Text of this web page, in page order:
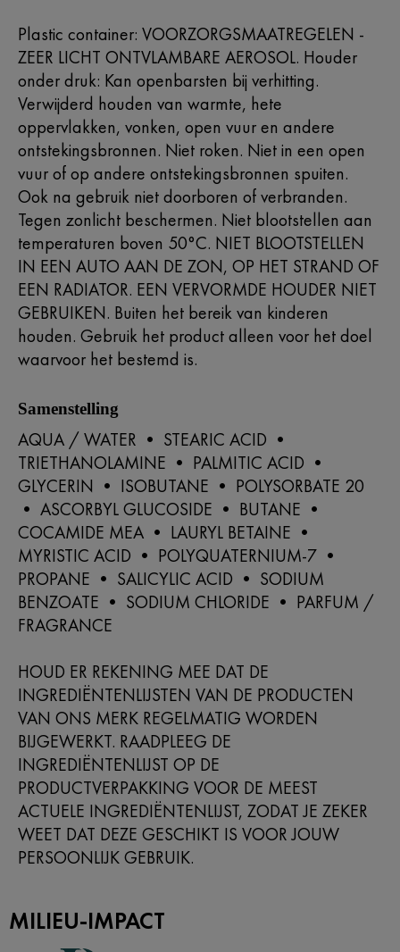
Plastic container: VOORZORGSMAATREGELEN -
ZEER LICHT ONTVLAMBARE AEROSOL. Houder
onder druk: Kan openbarsten bij verhitting.
Verwijderd houden van warmte, hete
oppervlakken, vonken, open vuur en andere
ontstekingsbronnen. Niet roken. Niet in een open
vuur of op andere ontstekingsbronnen spuiten.
Ook na gebruik niet doorboren of verbranden.
Tegen zonlicht beschermen. Niet blootstellen aan
temperaturen boven 50°C. NIET BLOOTSTELLEN
IN EEN AUTO AAN DE ZON, OP HET STRAND OF
EEN RADIATOR. EEN VERVORMDE HOUDER NIET
GEBRUIKEN. Buiten het bereik van kinderen
houden. Gebruik het product alleen voor het doel
waarvoor het bestemd is.
Samenstelling
AQUA / WATER • STEARIC ACID •
TRIETHANOLAMINE • PALMITIC ACID •
GLYCERIN • ISOBUTANE • POLYSORBATE 20
• ASCORBYL GLUCOSIDE • BUTANE •
COCAMIDE MEA • LAURYL BETAINE •
MYRISTIC ACID • POLYQUATERNIUM-7 •
PROPANE • SALICYLIC ACID • SODIUM
BENZOATE • SODIUM CHLORIDE • PARFUM /
FRAGRANCE
HOUD ER REKENING MEE DAT DE
INGREDIËNTENLIJSTEN VAN DE PRODUCTEN
VAN ONS MERK REGELMATIG WORDEN
BIJGEWERKT. RAADPLEEG DE
INGREDIËNTENLIJST OP DE
PRODUCTVERPAKKING VOOR DE MEEST
ACTUELE INGREDIËNTENLIJST, ZODAT JE ZEKER
WEET DAT DEZE GESCHIKT IS VOOR JOUW
PERSOONLIJK GEBRUIK.
MILIEU-IMPACT